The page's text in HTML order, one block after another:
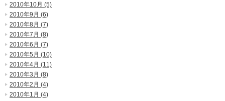
2010年10月 (5)
2010年9月 (6)
2010年8月 (7)
2010年7月 (8)
2010年6月 (7)
2010年5月 (10)
2010年4月 (11)
2010年3月 (8)
2010年2月 (4)
2010年1月 (4)